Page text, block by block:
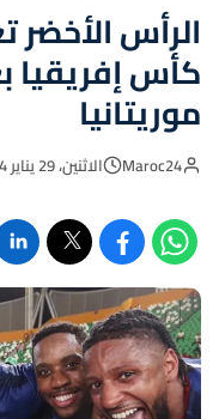
الرأس الأخضر
كأس إفريقيا
موريتانيا
Maroc24 الاثنين، 29 يناير 2024 - 20:12